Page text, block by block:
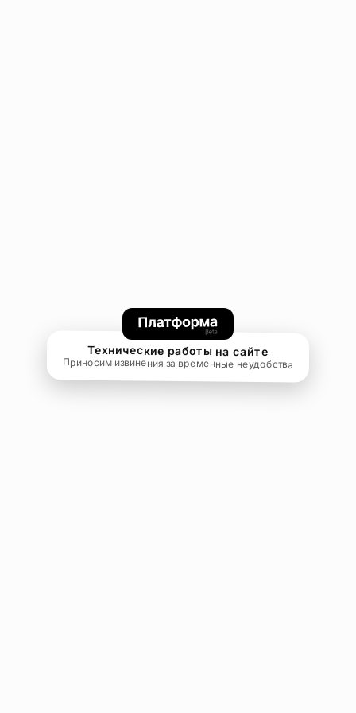
Технические работы на сайте
Приносим извинения за временные неудобства